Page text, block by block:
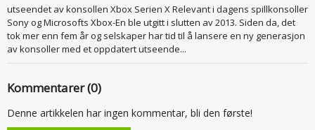
utseendet av konsollen Xbox Serien X Relevant i dagens spillkonsoller
Sony og Microsofts Xbox-En ble utgitt i slutten av 2013. Siden da, det
tok mer enn fem år og selskaper har tid til å lansere en ny generasjon
av konsoller med et oppdatert utseende...
Kommentarer (0)
Denne artikkelen har ingen kommentar, bli den første!